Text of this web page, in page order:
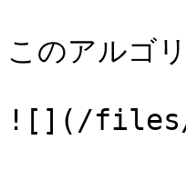
このアルゴ
![](/files/